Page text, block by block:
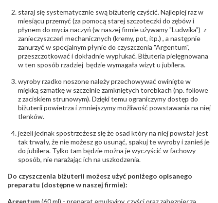
odpowiedzialny:
Opole; NIP 7542889545; Tel. +48 77 54 90 100;
biuro@stelmach.pl
Bezpieczeństwo
- rodzaj
ostrzeżenia:
Nie nadaje się dla dzieci w wieku poniżej 3 lat
,Elementy w wyrobie wykonane z białego złota
zawierają nikiel
staraj się systematycznie swą biżuterię czyścić. Najlepiej raz w
miesiącu przemyć (za pomocą starej szczoteczki do zębów i
płynem do mycia naczyń (w naszej firmie używamy "Ludwika") z
zanieczyszczeń mechanicznych (kremy, pot, itp.) , a następnie
zanurzyć w specjalnym płynie do czyszczenia "Argentum",
przeszczotkować i dokładnie wypłukać. Biżuteria pielęgnowana
w ten sposób rzadziej będzie wymagała wizyt u jubilera.
wyroby rzadko noszone należy przechowywać owinięte w
miękką szmatkę w szczelnie zamkniętych torebkach (np. foliowe
z zaciskiem strunowym). Dzięki temu ograniczymy dostęp do
biżuterii powietrza i zmniejszymy możliwość powstawania na niej
tlenków.
jeżeli jednak spostrzeżesz się że osad który na niej powstał jest
tak trwały, że nie możesz go usunąć, spakuj te wyroby i zanieś je
do jubilera. Tylko tam będzie można je wyczyścić w fachowy
sposób, nie narażając ich na uszkodzenia.
Do czyszczenia biżuterii możesz użyć poniżego opisanego
preparatu (dostępne w naszej firmie):
Argentum(60 ml) - preparat emulsyjny, czyści oraz zabezpiecza